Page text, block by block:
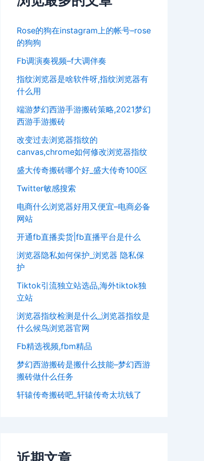
Rose的狗在instagram上的帐号–rose
的狗狗
Fb调演奏视频–f大调伴奏
指纹浏览器是啥软件呀,指纹浏览器有
什么用
端游梦幻西游手游搬砖策略,2021梦幻
西游手游搬砖
改变过去浏览器指纹的
canvas,chrome如何修改浏览器指纹
盛大传奇搬砖哪个好_盛大传奇100区
Twitter敏感搜索
电商什么浏览器好用又便宜–电商必备
网站
开通fb直播卖货|fb直播平台是什么
浏览器隐私如何保护_浏览器 隐私保
护
Tiktok引流独立站选品,海外tiktok独
立站
浏览器指纹检测是什么_浏览器指纹是
什么候鸟浏览器官网
Fb精选视频,fbm精品
梦幻西游搬砖是搬什么技能–梦幻西游
搬砖做什么任务
轩辕传奇搬砖吧_轩辕传奇太坑钱了